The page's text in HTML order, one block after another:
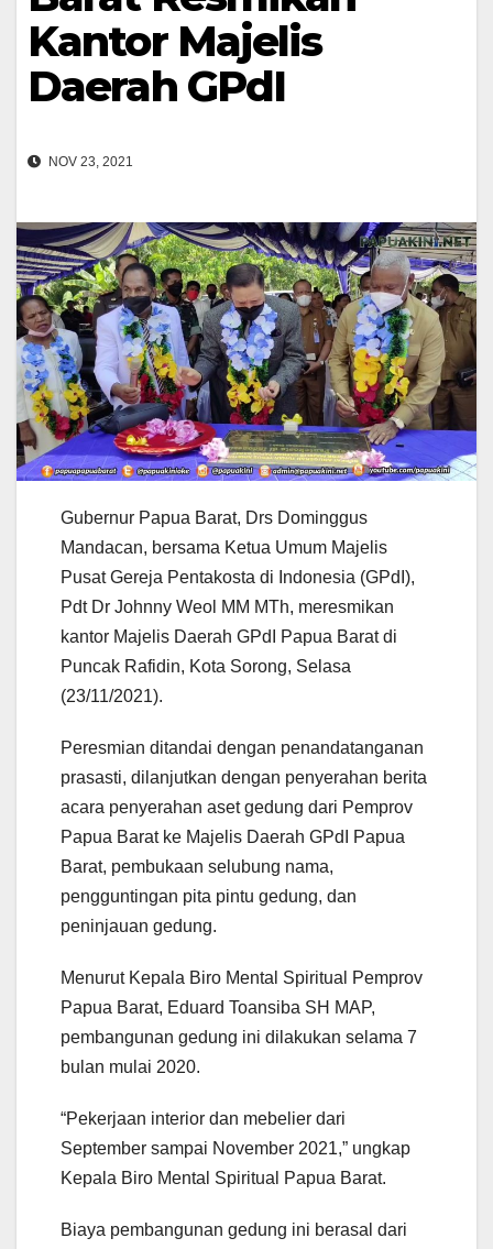
Kantor Majelis
Daerah GPdI
NOV 23, 2021
Gubernur Papua Barat, Drs Dominggus
Mandacan, bersama Ketua Umum Majelis
Pusat Gereja Pentakosta di Indonesia (GPdI),
Pdt Dr Johnny Weol MM MTh, meresmikan
kantor Majelis Daerah GPdI Papua Barat di
Puncak Rafidin, Kota Sorong, Selasa
(23/11/2021).
Peresmian ditandai dengan penandatanganan
prasasti, dilanjutkan dengan penyerahan berita
acara penyerahan aset gedung dari Pemprov
Papua Barat ke Majelis Daerah GPdI Papua
Barat, pembukaan selubung nama,
pengguntingan pita pintu gedung, dan
peninjauan gedung.
Menurut Kepala Biro Mental Spiritual Pemprov
Papua Barat, Eduard Toansiba SH MAP,
pembangunan gedung ini dilakukan selama 7
bulan mulai 2020.
“Pekerjaan interior dan mebelier dari
September sampai November 2021,” ungkap
Kepala Biro Mental Spiritual Papua Barat.
Biaya pembangunan gedung ini berasal dari